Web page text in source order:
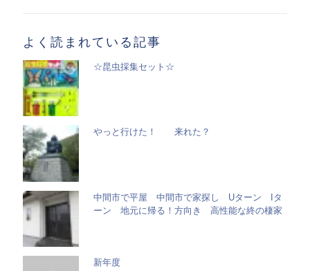
よく読まれている記事
☆昆虫採集セット☆
やっと行けた！ 来れた？
中間市で平屋 中間市で家探し Uターン Iタ
ーン 地元に帰る！方向き 高性能な終の棲家
新年度